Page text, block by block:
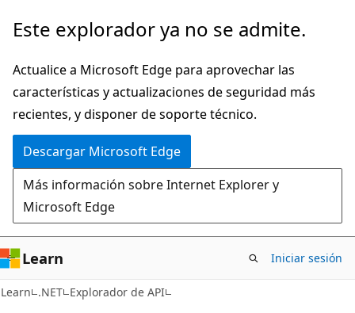
Ir
contenido
principal
Ir
la
navegación
en
la
página
Este explorador ya no se admite.
Actualice a Microsoft Edge para aprovechar las
características y actualizaciones de seguridad más
recientes, y disponer de soporte técnico.
Descargar Microsoft Edge
Más información sobre Internet Explorer y
Microsoft Edge
Learn Iniciar sesión
Learn .NET Explorador de API